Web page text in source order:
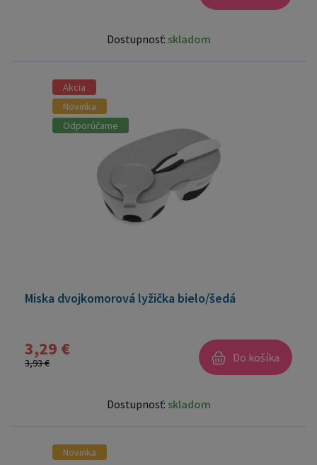
Dostupnosť: skladom
Akcia
Novinka
Odporúčame
Miska dvojkomorová lyžička bielo/šedá
3,29 €
3,93 € Do košíka
Dostupnosť: skladom
Novinka